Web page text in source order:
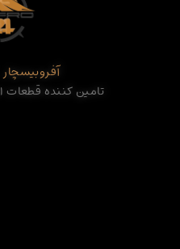
آفروبیسچار
تامین کننده